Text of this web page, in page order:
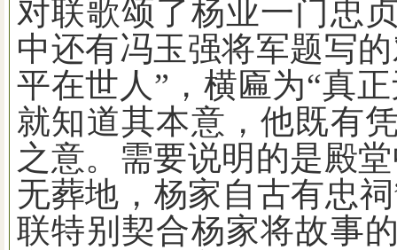
对联歌颂了杨业一门忠
中还有冯玉强将军题写
平在世人 ” ，横匾为“真
就知道其本意，他既有
之意。需要说明的是殿
无葬地，杨家自古有忠祠
联特别契合杨家将故事